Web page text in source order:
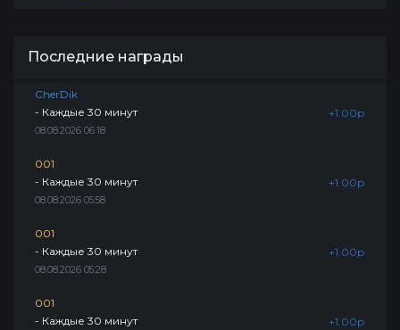
Последние награды
CherDik
- Каждые 30 минут
08.08.2026 06:18
+1.00р
001
- Каждые 30 минут
08.08.2026 05:58
+1.00р
001
- Каждые 30 минут
08.08.2026 05:28
+1.00р
001
- Каждые 30 минут
+1.00р